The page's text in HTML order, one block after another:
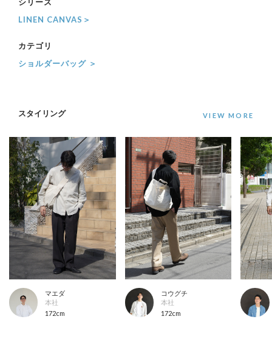
LINEN CANVAS＞
カテゴリ
ショルダーバッグ ＞
スタイリング
マエダ
本社
172cm
コウグチ
本社
172cm